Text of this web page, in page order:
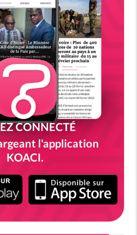
CONNECTÉ
l'application
KOACI.